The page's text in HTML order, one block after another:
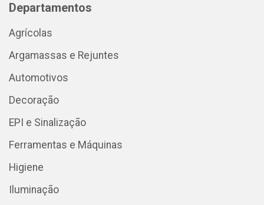
Departamentos
Agrícolas
Argamassas e Rejuntes
Automotivos
Decoração
EPI e Sinalização
Ferramentas e Máquinas
Higiene
Iluminação